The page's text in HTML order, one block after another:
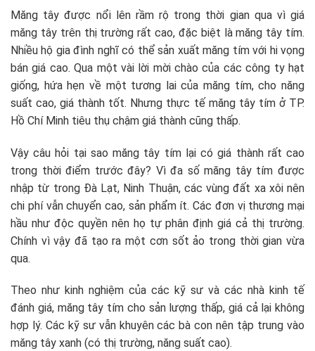
Măng tây được nổi lên rầm rộ trong thời gian qua vì giá
măng tây trên thị trường rất cao, đặc biệt là măng tây tím.
Nhiều hộ gia đình nghĩ có thể sản xuất măng tím với hi vọng
bán giá cao. Qua một vài lời mời chào của các công ty hạt
giống, hứa hẹn về một tương lai của măng tím, cho năng
suất cao, giá thành tốt. Nhưng thực tế măng tây tím ở TP.
Hồ Chí Minh tiêu thụ chậm giá thành cũng thấp.
Vậy câu hỏi tại sao măng tây tím lại có giá thành rất cao
trong thời điểm trước đây? Vì đa số măng tây tím được
nhập từ trong Đà Lạt, Ninh Thuận, các vùng đất xa xôi nên
chi phí vẫn chuyển cao, sản phẩm ít. Các đơn vị thương mại
hầu như độc quyền nên họ tự phân định giá cả thị trường.
Chính vì vậy đã tạo ra một cơn sốt ảo trong thời gian vừa
qua.
Theo như kinh nghiệm của các kỹ sư và các nhà kinh tế
đánh giá, măng tây tím cho sản lượng thấp, giá cả lại không
hợp lý. Các kỹ sư vẫn khuyên các bà con nên tập trung vào
măng tây xanh (có thị trường, năng suất cao).